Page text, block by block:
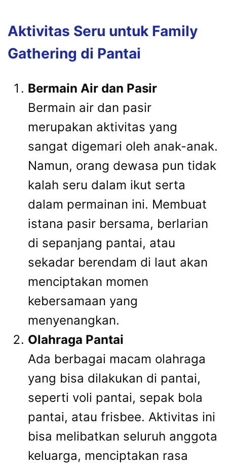
Aktivitas Seru untuk Family
Gathering di Pantai
Bermain Air dan Pasir
Bermain air dan pasir
merupakan aktivitas yang
sangat digemari oleh anak-anak.
Namun, orang dewasa pun tidak
kalah seru dalam ikut serta
dalam permainan ini. Membuat
istana pasir bersama, berlarian
di sepanjang pantai, atau
sekadar berendam di laut akan
menciptakan momen
kebersamaan yang
menyenangkan.
Olahraga Pantai
Ada berbagai macam olahraga
yang bisa dilakukan di pantai,
seperti voli pantai, sepak bola
pantai, atau frisbee. Aktivitas ini
bisa melibatkan seluruh anggota
keluarga, menciptakan rasa